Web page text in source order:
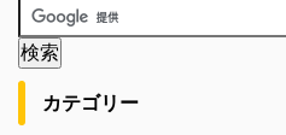
カテゴリー